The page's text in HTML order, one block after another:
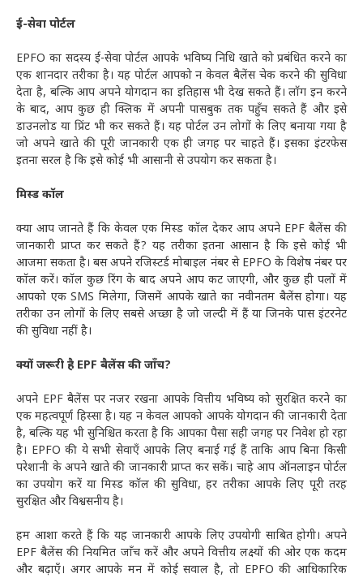
ई-सेवा पोर्टल
EPFO का सदस्य ई-सेवा पोर्टल आपके भविष्य निधि खाते को प्रबंधित करने का
एक शानदार तरीका है। यह पोर्टल आपको न केवल बैलेंस चेक करने की सुविधा
देता है, बल्कि आप अपने योगदान का इतिहास भी देख सकते हैं। लॉग इन करने
के बाद, आप कुछ ही क्लिक में अपनी पासबुक तक पहुँच सकते हैं और इसे
डाउनलोड या प्रिंट भी कर सकते हैं। यह पोर्टल उन लोगों के लिए बनाया गया है
जो अपने खाते की पूरी जानकारी एक ही जगह पर चाहते हैं। इसका इंटरफेस
इतना सरल है कि इसे कोई भी आसानी से उपयोग कर सकता है।
मिस्ड कॉल
क्या आप जानते हैं कि केवल एक मिस्ड कॉल देकर आप अपने EPF बैलेंस की
जानकारी प्राप्त कर सकते हैं? यह तरीका इतना आसान है कि इसे कोई भी
आजमा सकता है। बस अपने रजिस्टर्ड मोबाइल नंबर से EPFO के विशेष नंबर पर
कॉल करें। कॉल कुछ रिंग के बाद अपने आप कट जाएगी, और कुछ ही पलों में
आपको एक SMS मिलेगा, जिसमें आपके खाते का नवीनतम बैलेंस होगा। यह
तरीका उन लोगों के लिए सबसे अच्छा है जो जल्दी में हैं या जिनके पास इंटरनेट
की सुविधा नहीं है।
क्यों जरूरी है EPF बैलेंस की जाँच?
अपने EPF बैलेंस पर नजर रखना आपके वित्तीय भविष्य को सुरक्षित करने का
एक महत्वपूर्ण हिस्सा है। यह न केवल आपको आपके योगदान की जानकारी देता
है, बल्कि यह भी सुनिश्चित करता है कि आपका पैसा सही जगह पर निवेश हो रहा
है। EPFO की ये सभी सेवाएँ आपके लिए बनाई गई हैं ताकि आप बिना किसी
परेशानी के अपने खाते की जानकारी प्राप्त कर सकें। चाहे आप ऑनलाइन पोर्टल
का उपयोग करें या मिस्ड कॉल की सुविधा, हर तरीका आपके लिए पूरी तरह
सुरक्षित और विश्वसनीय है।
हम आशा करते हैं कि यह जानकारी आपके लिए उपयोगी साबित होगी। अपने
EPF बैलेंस की नियमित जाँच करें और अपने वित्तीय लक्ष्यों की ओर एक कदम
और बढ़ाएँ। अगर आपके मन में कोई सवाल है, तो EPFO की आधिकारिक